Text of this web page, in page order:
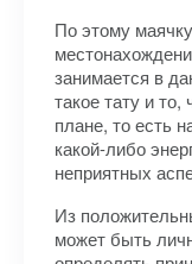
По этому
занимается в
такое тату и то,
плане, то есть
какой-либо
неприятных
Из
может быть